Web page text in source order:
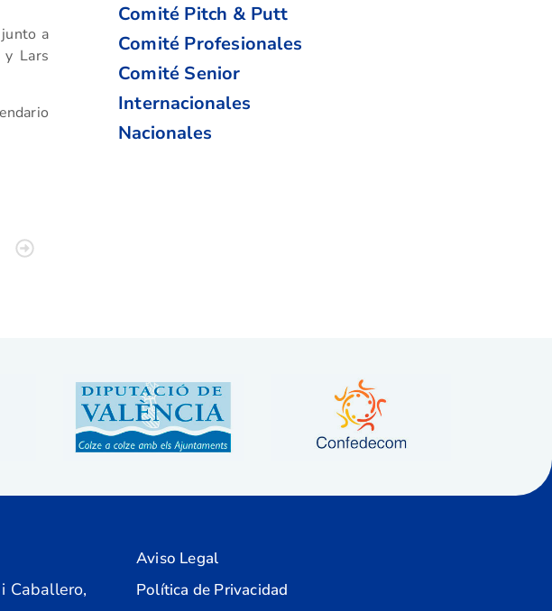
a
y Lars
Comité Pitch & Putt
Comité Profesionales
Comité Senior
Internacionales
Nacionales
Caballero,
Aviso Legal
Política de Privacidad